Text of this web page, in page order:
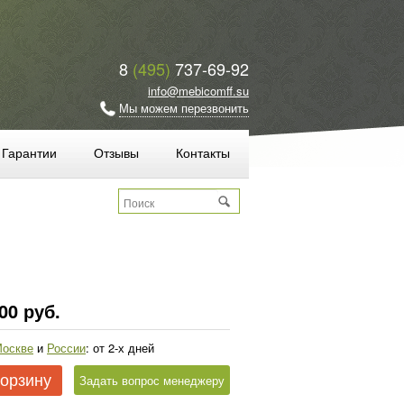
8 (495)737-69-92
info@mebicomff.su
Мы можем перезвонить
Гарантии Отзывы Контакты
руб.
и России: от 2-х дней
Задать вопрос менеджеру